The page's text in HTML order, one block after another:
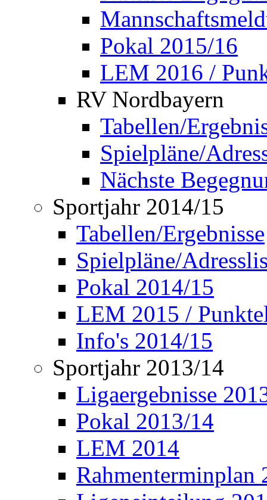
Pokal 2015/16
LEM 2016 /
RV Nordbayern
Tabellen/
Spielpläne/
Nächste
Sportjahr 2014/15
Tabellen/Ergebnisse
Spielpläne/
Pokal 2014/15
LEM 2015 /
Info's 2014/15
Sportjahr 2013/14
Ligaergebnisse
Pokal 2013/14
LEM 2014
Rahmenterminplan